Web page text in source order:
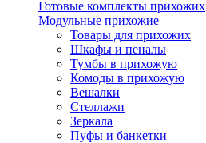
Готовые комплекты прихожих
Модульные прихожие
Товары для прихожих
Шкафы и пеналы
Тумбы в прихожую
Комоды в прихожую
Вешалки
Стеллажи
Зеркала
Пуфы и банкетки